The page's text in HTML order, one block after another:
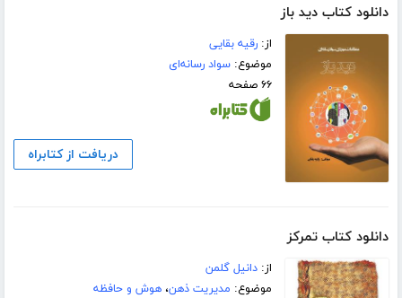
دانلود کتاب دید باز
از:رقیه بقایی
موضوع:سواد رسانه‌ای
۶۶ صفحه
دریافت از کتابراه
دانلود کتاب تمرکز
از:دانیل گلمن
موضوع: مدیریت ذهن،هوش و حافظه